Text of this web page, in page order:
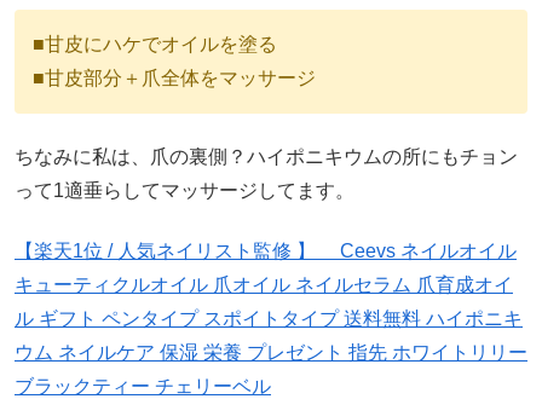
■甘皮にハケでオイルを塗る
■甘皮部分＋爪全体をマッサージ
ちなみに私は、爪の裏側？ハイポニキウムの所にもチョン
って1適垂らしてマッサージしてます。
【楽天1位 / 人気ネイリスト監修 】 Ceevs ネイルオイル
キューティクルオイル 爪オイル ネイルセラム 爪育成オイ
ル ギフト ペンタイプ スポイトタイプ 送料無料 ハイポニキ
ウム ネイルケア 保湿 栄養 プレゼント 指先 ホワイトリリー
ブラックティー チェリーベル